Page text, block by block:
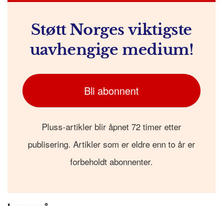
Støtt Norges viktigste
uavhengige medium!
Bli abonnent
Pluss-artikler blir åpnet 72 timer etter
publisering. Artikler som er eldre enn to år er
forbeholdt abonnenter.